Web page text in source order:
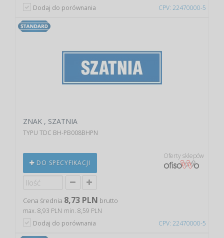
CPV: 22470000-5
Dodaj do porównania
CPV: 22470000-5
ZNAK , SZATNIA
TYPU TDC BH-PB008BHPN
DO SPECYFIKACJI
Oferty sklepów
Cena średnia 8,73 PLN brutto
max. 8,93 PLN min. 8,59 PLN
Dodaj do porównania